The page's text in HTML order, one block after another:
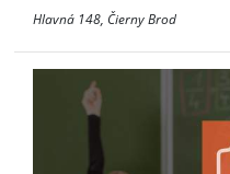
Hlavná 148, Čierny Brod